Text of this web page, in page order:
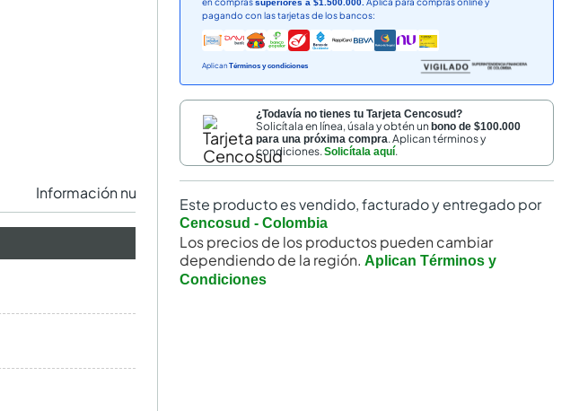
Información nutricional
superiores a $1.500.000.
pagando con las tarjetas de los bancos:
Aplican Términos y condiciones
¿Todavía no tienes tu Tarjeta Cencosud?
Solicítala en línea, úsala y obtén unbono de $100.000
para una próxima compra. Aplican términos y
condiciones.Solicítala aquí.
Este producto es vendido, facturado y entregado por
Cencosud - Colombia
Los precios de los productos pueden cambiar
dependiendo de la región. Aplican Términos y
Condiciones